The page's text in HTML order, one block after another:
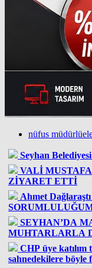
nüfus
Seyhan
VALİ
ZİYARET ETTİ
Ahmet
SEYHAN’DA
MUHTARLARLA
CHP üye
sahnedekilere böyle